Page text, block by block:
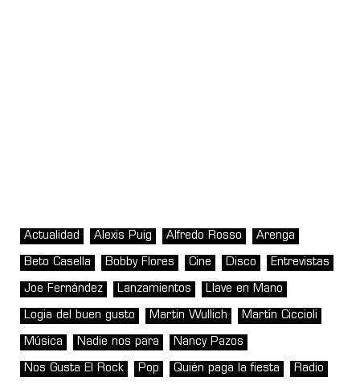
Actualidad Alexis Puig Alfredo Rosso Arenga
Beto Casella Bobby Flores Cine Disco Entrevistas
Joe Fernández Lanzamientos Llave en Mano
Logia del buen gusto Martin Wullich Martín Ciccioli
Música Nadie nos para Nancy Pazos
Nos Gusta El Rock Pop Quién paga la fiesta Radio